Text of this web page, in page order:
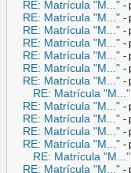
RE: Matrícula "M..." -
RE: Matrícula "M..." -
RE: Matrícula "M..." -
RE: Matrícula "M..." -
RE: Matrícula "M..." -
RE: Matrícula "M..." -
RE: Matrícula "M..." -
RE: Matrícula "M..."
RE: Matrícula "M..." -
RE: Matrícula "M..." -
RE: Matrícula "M..." -
RE: Matrícula "M..." -
RE: Matrícula "M..."
RE: Matrícula "M..." -